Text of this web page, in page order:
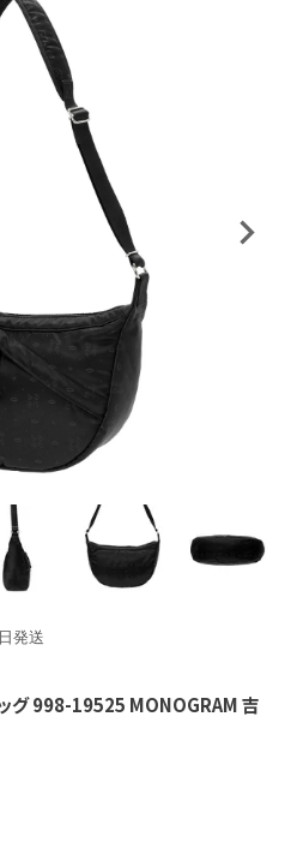
発送
グ 998-19525 MONOGRAM 吉